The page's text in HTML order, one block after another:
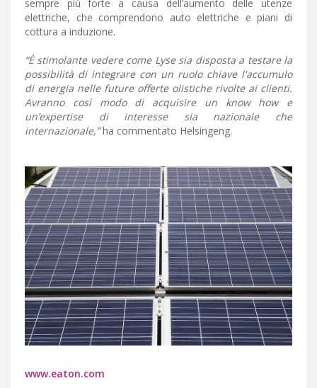
sempre più forte a causa dell’aumento delle utenze
elettriche, che comprendono auto elettriche e piani di
cottura a induzione.
“È stimolante vedere come Lyse sia disposta a testare la
possibilità di integrare con un ruolo chiave l'accumulo
di energia nelle future offerte olistiche rivolte ai clienti.
Avranno così modo di acquisire un know how e
un’expertise di interesse sia nazionale che
internazionale,”ha commentato Helsingeng.
www.eaton.com